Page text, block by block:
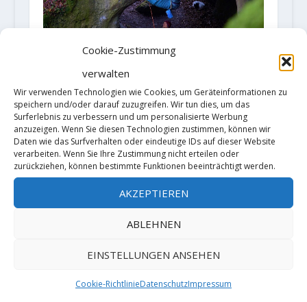
Cookie-Zustimmung
verwalten
Wir verwenden Technologien wie Cookies, um Geräteinformationen zu
speichern und/oder darauf zuzugreifen. Wir tun dies, um das
Surferlebnis zu verbessern und um personalisierte Werbung
anzuzeigen. Wenn Sie diesen Technologien zustimmen, können wir
Daten wie das Surfverhalten oder eindeutige IDs auf dieser Website
verarbeiten. Wenn Sie Ihre Zustimmung nicht erteilen oder
zurückziehen, können bestimmte Funktionen beeinträchtigt werden.
AKZEPTIEREN
ABLEHNEN
EINSTELLUNGEN ANSEHEN
Cookie-RichtlinieDatenschutzImpressum
Freizeit- und Kletterregelungen in
Deutschland während der
Coronakrise – Update
20. April 2020